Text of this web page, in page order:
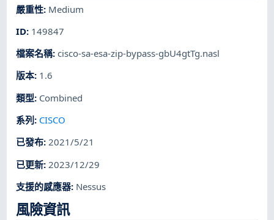
嚴重性: Medium
ID: 149847
檔案名稱:cisco-sa-esa-zip-bypass-gbU4gtTg.nasl
版本: 1.6
類型: Combined
系列 : CISCO
已發布:2021/5/21
已更新: 2023/12/29
支援的感應器: Nessus
風險資訊